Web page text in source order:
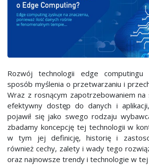
Rozwój technologii edge computingu
sposób myślenia o przetwarzaniu i
Wraz z rosnącym zapotrzebowaniem
efektywny dostęp do danych i
pojawił się jako swego rodzaju
zbadamy koncepcję tej technologii w
w tym jej definicję, historię i
również cechy, zalety i wady tego
oraz najnowsze trendy i technologie w tej